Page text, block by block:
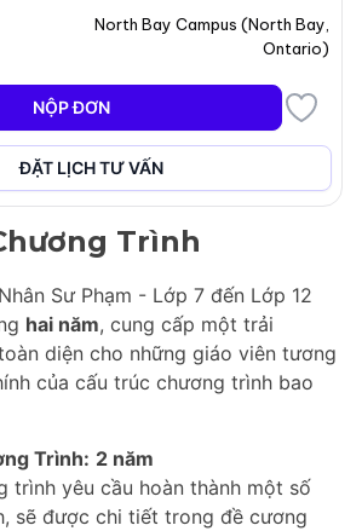
trình nhấn mạnh một khung
ngặt, đòi hỏi mức độ cam kết và
tốt để bước vào nghề giáo, trang bị
kiến thức cần thiết để tạo ra một
tích cực cho các học sinh tương
Trình
Sư Phạm - Lớp 7 đến Lớp 12
hai năm, cung cấp một trải
diện cho những giáo viên tương
của cấu trúc chương trình bao
Trình: 2 năm
trình yêu cầu hoàn thành một số
sẽ được chi tiết trong đề cương
North Bay Campus (North Bay
Ontario)
NỘP ĐƠN
ĐẶT LỊCH TƯ VẤN